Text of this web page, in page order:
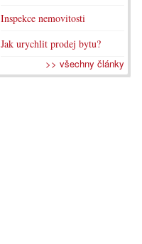
Inspekce nemovitosti
Jak urychlit prodej bytu?
>> všechny články